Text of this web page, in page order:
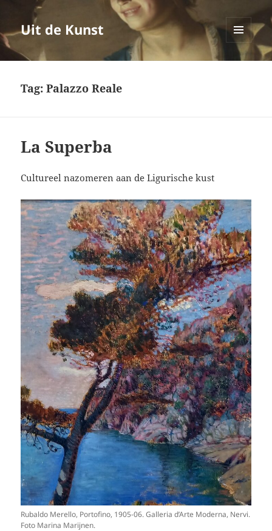
Uit de Kunst
MENU
EN
Tag:Palazzo Reale
La Superba
Cultureel nazomeren aan de Ligurische kust
Rubaldo Merello, Portofino, 1905-06. Galleria d’Arte Moderna, Nervi.
Foto Marina Marijnen.